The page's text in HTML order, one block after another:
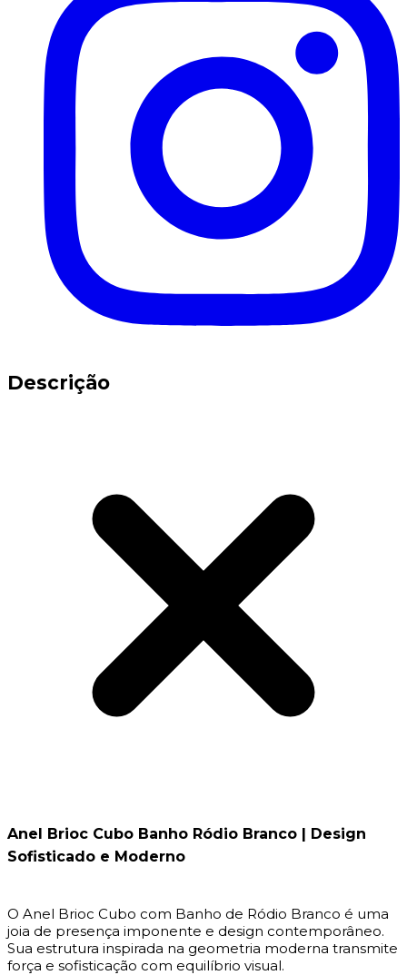
Descrição
Anel Brioc Cubo Banho Ródio Branco | Design
Sofisticado e Moderno
O Anel Brioc Cubo com Banho de Ródio Branco é uma
joia de presença imponente e design contemporâneo.
Sua estrutura inspirada na geometria moderna transmite
força e sofisticação com equilíbrio visual.